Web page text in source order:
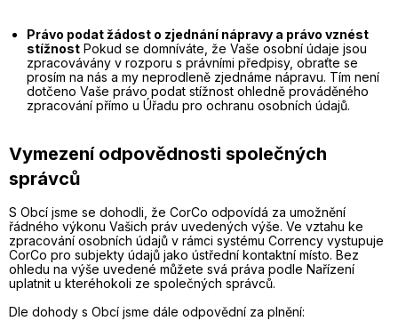
Právo podat žádost o zjednání nápravy a právo vznést
stížnost Pokud se domníváte, že Vaše osobní údaje jsou
zpracovávány v rozporu s právními předpisy, obraťte se
prosím na nás a my neprodleně zjednáme nápravu. Tím není
dotčeno Vaše právo podat stížnost ohledně prováděného
zpracování přímo u Úřadu pro ochranu osobních údajů.
Vymezení odpovědnosti společných
správců
S Obcí jsme se dohodli, že CorCo odpovídá za umožnění
řádného výkonu Vašich práv uvedených výše. Ve vztahu ke
zpracování osobních údajů v rámci systému Corrency vystupuje
CorCo pro subjekty údajů jako ústřední kontaktní místo. Bez
ohledu na výše uvedené můžete svá práva podle Nařízení
uplatnit u kteréhokoli ze společných správců.
Dle dohody s Obcí jsme dále odpovědní za plnění: